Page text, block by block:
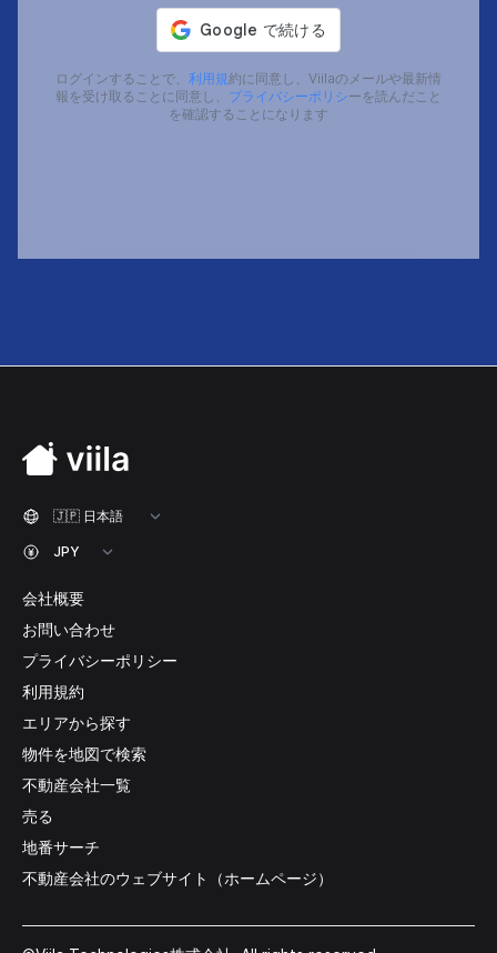
ログインすることで、 利用規約に同意し、Viilaのメールや最新情
報を受け取ることに同意し、 プライバシーポリシーを読んだこと
を確認することになります
会社概要
お問い合わせ
プライバシーポリシー
利用規約
エリアから探す
物件を地図で検索
不動産会社一覧
売る
地番サーチ
不動産会社のウェブサイト（ホームページ）